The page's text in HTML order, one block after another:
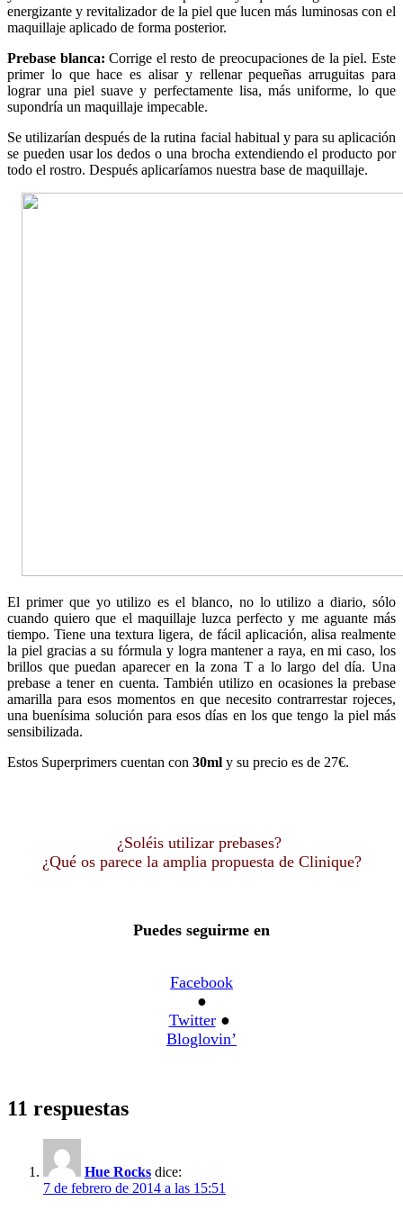
energizante y revitalizador de la piel que lucen más luminosas con el
maquillaje aplicado de forma posterior.
Prebase blanca: Corrige el resto de preocupaciones de la piel. Este
primer lo que hace es alisar y rellenar pequeñas arruguitas para
lograr una piel suave y perfectamente lisa, más uniforme, lo que
supondría un maquillaje impecable.
Se utilizarían después de la rutina facial habitual y para su aplicación
se pueden usar los dedos o una brocha extendiendo el producto por
todo el rostro. Después aplicaríamos nuestra base de maquillaje.
El primer que yo utilizo es el blanco, no lo utilizo a diario, sólo
cuando quiero que el maquillaje luzca perfecto y me aguante más
tiempo. Tiene una textura ligera, de fácil aplicación, alisa realmente
la piel gracias a su fórmula y logra mantener a raya, en mi caso, los
brillos que puedan aparecer en la zona T a lo largo del día. Una
prebase a tener en cuenta. También utilizo en ocasiones la prebase
amarilla para esos momentos en que necesito contrarrestar rojeces,
una buenísima solución para esos días en los que tengo la piel más
sensibilizada.
Estos Superprimers cuentan con 30ml y su precio es de 27€.
¿Soléis utilizar prebases?
¿Qué os parece la amplia propuesta de Clinique?
Puedes seguirme en
Facebook
●
Twitter ●
Bloglovin’
11 respuestas
Hue Rocks dice:
7 de febrero de 2014 a las 15:51